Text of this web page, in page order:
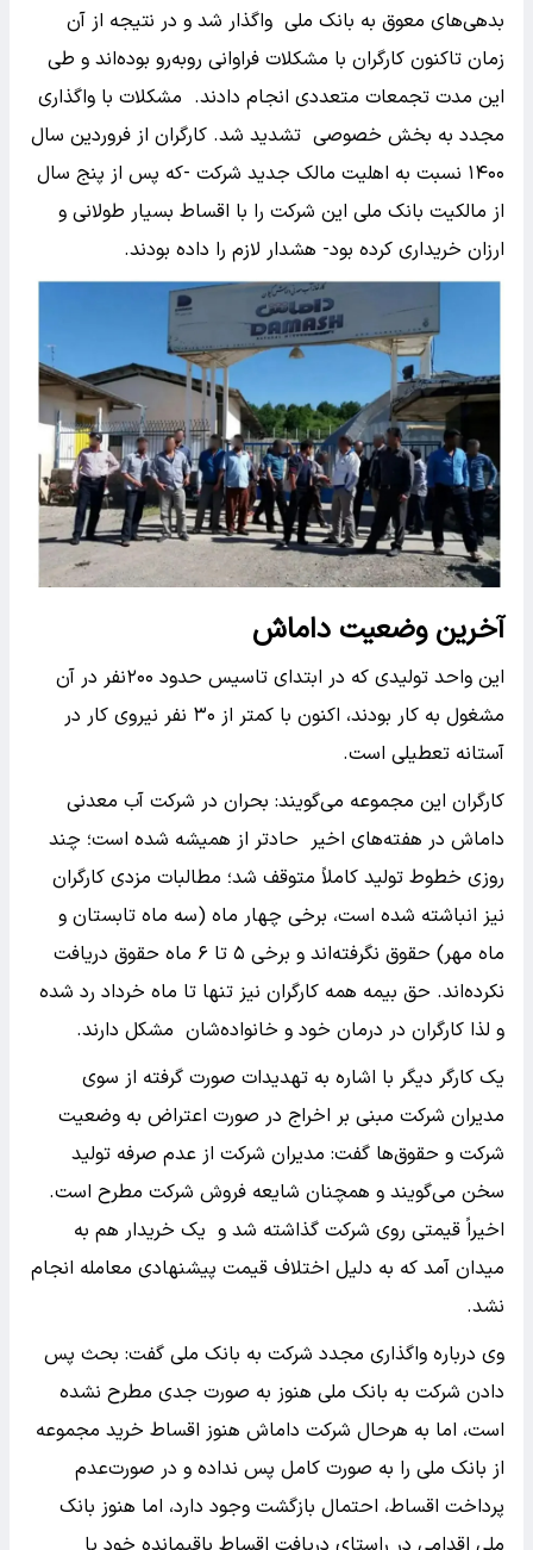
بدهی‌های معوق به بانک ملی واگذار شد و در نتیجه از آن
زمان تاکنون کارگران با مشکلات فراوانی روبه‌رو بوده‌اند و طی
این مدت تجمعات متعددی انجام دادند. مشکلات با واگذاری
مجدد به بخش خصوصی تشدید شد. کارگران از فروردین سال
۱۴۰۰ نسبت به اهلیت مالک جدید شرکت -که پس از پنج سال
از مالکیت بانک ملی این شرکت را با اقساط بسیار طولانی و
ارزان خریداری کرده بود- هشدار لازم را داده بودند.
آخرین وضعیت داماش
این واحد تولیدی که در ابتدای تاسیس حدود ۲۰۰نفر در آن
مشغول به کار بودند، اکنون با کمتر از ۳۰ نفر نیروی کار در
آستانه تعطیلی است.
کارگران این مجموعه می‌گویند: بحران در شرکت آب معدنی
داماش در هفته‌های اخیر حادتر از همیشه شده است؛ چند
روزی خطوط تولید کاملاً متوقف شد؛ مطالبات مزدی کارگران
نیز انباشته شده است، برخی چهار ماه (سه ماه تابستان و
ماه مهر) حقوق نگرفته‌اند و برخی ۵ تا ۶ ماه حقوق دریافت
نکرده‌اند. حق بیمه همه کارگران نیز تنها تا ماه خرداد رد شده
و لذا کارگران در درمان خود و خانواده‌شان مشکل دارند.
یک کارگر دیگر با اشاره به تهدیدات صورت گرفته از سوی
مدیران شرکت مبنی بر اخراج در صورت اعتراض به وضعیت
شرکت و حقوق‌ها گفت: مدیران شرکت از عدم صرفه تولید
سخن می‌گویند و همچنان شایعه فروش شرکت مطرح است.
اخیراً قیمتی روی شرکت گذاشته شد و یک خریدار هم به
میدان آمد که به دلیل اختلاف قیمت پیشنهادی معامله انجام
نشد.
وی درباره واگذاری مجدد شرکت به بانک ملی گفت: بحث پس
دادن شرکت به بانک ملی هنوز به صورت جدی مطرح نشده
است، اما به هرحال شرکت داماش هنوز اقساط خرید مجموعه
از بانک ملی را به صورت کامل پس نداده و در صورت‌عدم
پرداخت اقساط، احتمال بازگشت وجود دارد، اما هنوز بانک